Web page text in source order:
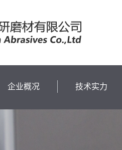
企业概况 技术实力